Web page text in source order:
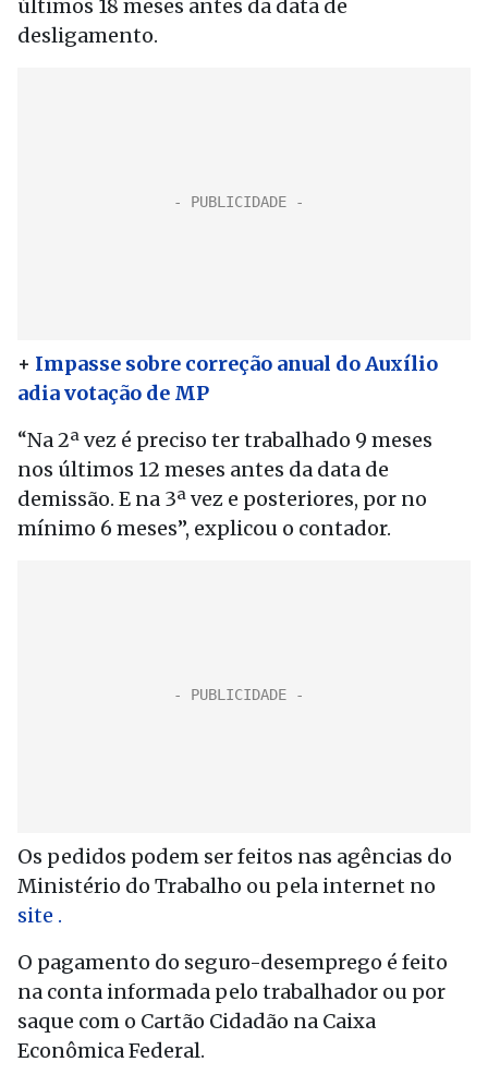
últimos 18 meses antes da data de
desligamento.
+ Impasse sobre correção anual do Auxílio
adia votação de MP
“Na 2ª vez é preciso ter trabalhado 9 meses
nos últimos 12 meses antes da data de
demissão. E na 3ª vez e posteriores, por no
mínimo 6 meses”, explicou o contador.
Os pedidos podem ser feitos nas agências do
Ministério do Trabalho ou pela internet no
site .
O pagamento do seguro-desemprego é feito
na conta informada pelo trabalhador ou por
saque com o Cartão Cidadão na Caixa
Econômica Federal.